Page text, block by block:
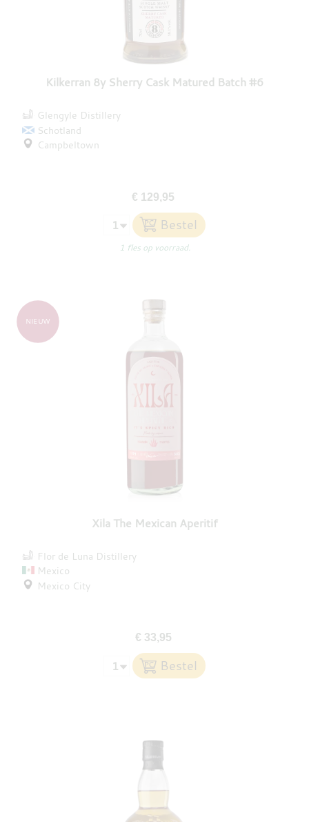
Kilkerran 8y Sherry Cask Matured Batch #6
Glengyle Distillery
Schotland
Campbeltown
€ 129,95
1 fles op voorraad.
Xila The Mexican Aperitif
NIEUW
Flor de Luna Distillery
Mexico
Mexico City
€ 33,95